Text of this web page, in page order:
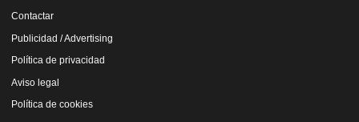
Contactar
Publicidad / Advertising
Política de privacidad
Aviso legal
Política de cookies